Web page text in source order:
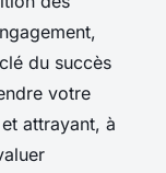
du succès
votre
attrayant, à